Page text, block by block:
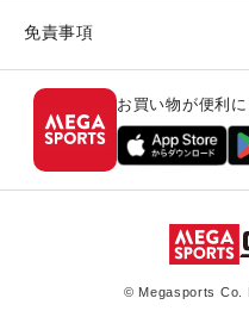
免責事項
お買い物が便利
© Megasports Co.